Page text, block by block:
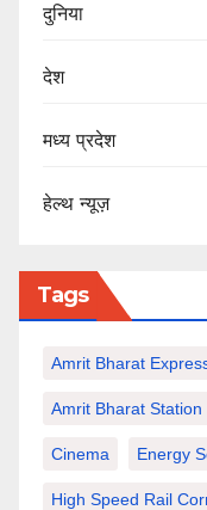
दुनिया
देश
मध्य प्रदेश
हेल्थ न्यूज़
Tags
Amrit Bharat
Amrit Bharat
Cinema Energy
High Speed Rail